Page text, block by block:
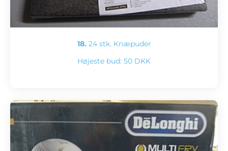
18. 24 stk. Knæpuder
Højeste bud: 50 DKK